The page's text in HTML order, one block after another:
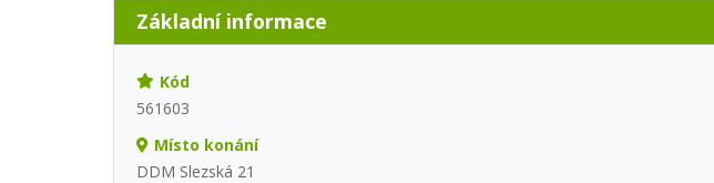
Základní informace
Kód
561603
Místo konání
DDM Slezská 21